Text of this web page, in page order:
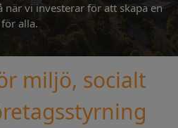
vi investerar för att skapa en
alla.
miljö, socialt